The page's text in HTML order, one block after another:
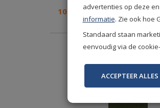
104,95per rol
advertenties op deze
informatie. Zie ook hoe
Standaard staan
eenvoudig via de
ACCEPTEER ALLES